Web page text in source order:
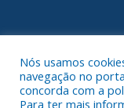
Todos os direitos
Nós usamos
navegação no
concorda com a
Para ter mais